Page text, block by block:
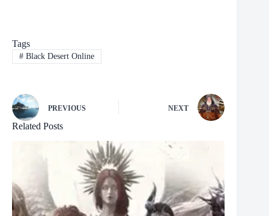
Tags
#Black Desert Online
PREVIOUS NEXT
Related Posts